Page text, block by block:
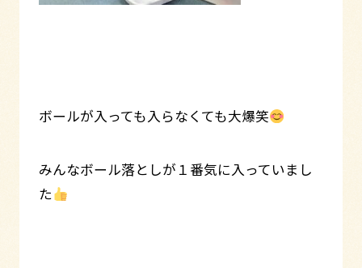
ボールが入っても入らなくても大爆笑
みんなボール落としが１番気に入っていまし
た